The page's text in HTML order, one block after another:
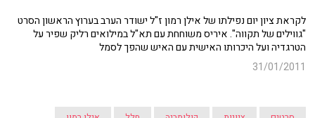
לקראת ציון יום נפילתו של אילן רמון ז"ל ישודר הערב בערוץ הראשון הסרט
"גווילים של תקווה". איריס משוחחת עם תא"ל במילואים רליק שפיר על
הטרגדיה ועל היכרותו האישית עם האיש שהפך לסמל
31/01/2011